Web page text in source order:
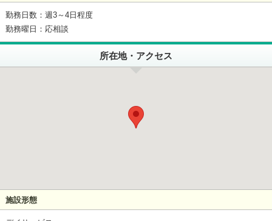
勤務日数：週3～4日程度
勤務曜日：応相談
所在地・アクセス
施設形態